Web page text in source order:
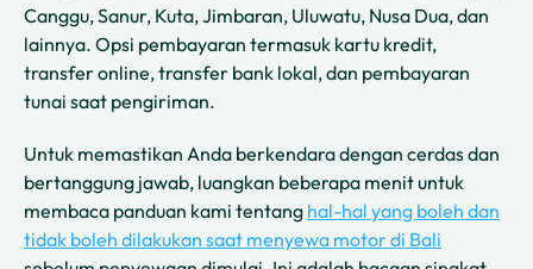
Canggu, Sanur, Kuta, Jimbaran, Uluwatu, Nusa Dua, dan
lainnya. Opsi pembayaran termasuk kartu kredit,
transfer online, transfer bank lokal, dan pembayaran
tunai saat pengiriman.
Untuk memastikan Anda berkendara dengan cerdas dan
bertanggung jawab, luangkan beberapa menit untuk
membaca panduan kami tentang hal-hal yang boleh dan
tidak boleh dilakukan saat menyewa motor di Bali